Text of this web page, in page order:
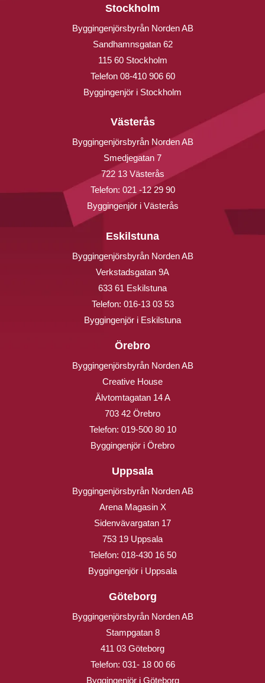
Stockholm
Byggingenjörsbyrån Norden AB
Sandhamnsgatan 62
115 60 Stockholm
Telefon 08-410 906 60
Byggingenjör i Stockholm
Västerås
Byggingenjörsbyrån Norden AB
Smedjegatan 7
722 13 Västerås
Telefon: 021 -12 29 90
Byggingenjör i Västerås
Eskilstuna
Byggingenjörsbyrån Norden AB
Verkstadsgatan 9A
633 61 Eskilstuna
Telefon: 016-13 03 53
Byggingenjör i Eskilstuna
Örebro
Byggingenjörsbyrån Norden AB
Creative House
Älvtomtagatan 14 A
703 42 Örebro
Telefon: 019-500 80 10
Byggingenjör i Örebro
Uppsala
Byggingenjörsbyrån Norden AB
Arena Magasin X
Sidenvävargatan 17
753 19 Uppsala
Telefon: 018-430 16 50
Byggingenjör i Uppsala
Göteborg
Byggingenjörsbyrån Norden AB
Stampgatan 8
411 03 Göteborg
Telefon: 031- 18 00 66
Byggingenjör i Göteborg